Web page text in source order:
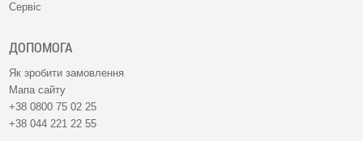
Сервіс
ДОПОМОГА
Як зробити замовлення
Мапа сайту
+38 0800 75 02 25
+38 044 221 22 55